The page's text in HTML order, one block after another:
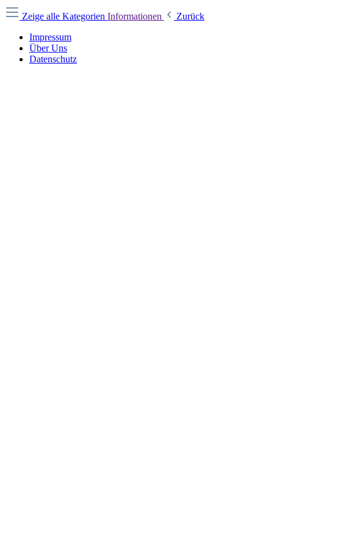
Zeige alle Kategorien Informationen
Zurück
Impressum
Über Uns
Datenschutz